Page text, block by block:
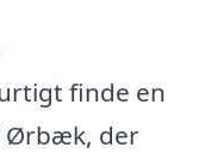
finde en
Ørbæk, der